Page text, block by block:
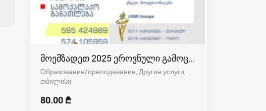
მოემზადეთ 2025 ეროვნული გამოცდებისთვის
Образование/преподавание, Другие услуги
თბილისი
80.00 ₾